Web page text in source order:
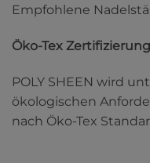
Empfohlene
Öko-Tex Zertifizierung
POLY SHEEN wird
ökologischen
nach Öko-Tex